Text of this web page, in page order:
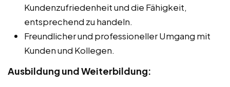
Kundenzufriedenheit und die Fähigkeit,
entsprechend zu handeln.
Freundlicher und professioneller Umgang mit
Kunden und Kollegen.
Ausbildung und Weiterbildung: